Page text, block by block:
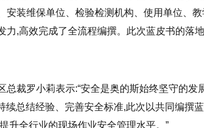
安装维保单位、检验检测机构、使用单位、
力,高效完成了全流程编撰。此次蓝皮书的落
总裁罗小莉表示:“安全是奥的斯始终坚守的发
续总结经验、完善安全标准,此次以共同编撰
升全行业的现场作业安全管理水平。”